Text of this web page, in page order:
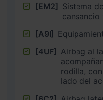
[EM2] Sistema
cansancio
[A9I]
[4UF] Airbag al
rodilla,
lado del